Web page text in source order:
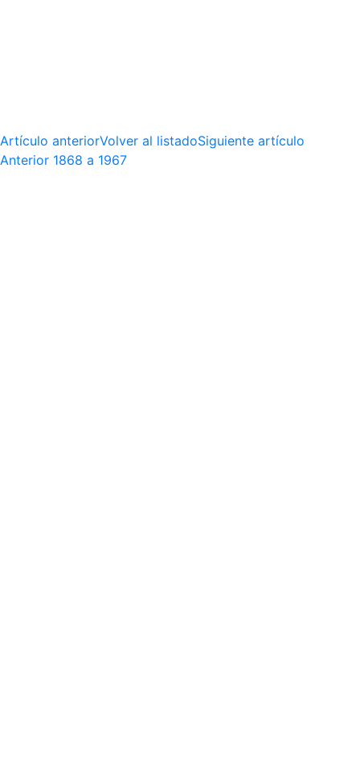
Artículo anteriorVolver al listadoSiguiente artículo
Anterior 1868 a 1967